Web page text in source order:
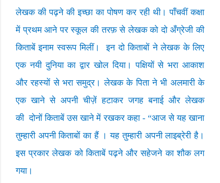
लेखक की पढ़ने की इच्छा का पोषण कर रही थी। पाँचवीं कक्षा
में प्रथम आने पर स्कूल की तरफ़ से लेखक को दो अँग्रेजी की
किताबें इनाम स्वरूप मिलीं।
इन दो किताबों ने लेखक के लिए
एक नयी दुनिया का द्वार खोल दिया। पक्षियों से भरा आकाश
और रहस्यों से भरा समुद्र। लेखक के पिता ने भी अलमारी के
एक खाने से अपनी चीज़ें हटाकर जगह बनाई और लेखक
की दोनों किताबें उस खाने में रखकर कहा- “आज से यह खाना
तुम्हारी अपनी किताबों का हैं । यह तुम्हारी अपनी लाइब्रेरी है।
इस प्रकार लेखक को किताबें पढ़ने और सहेजने का शौक लग
गया।